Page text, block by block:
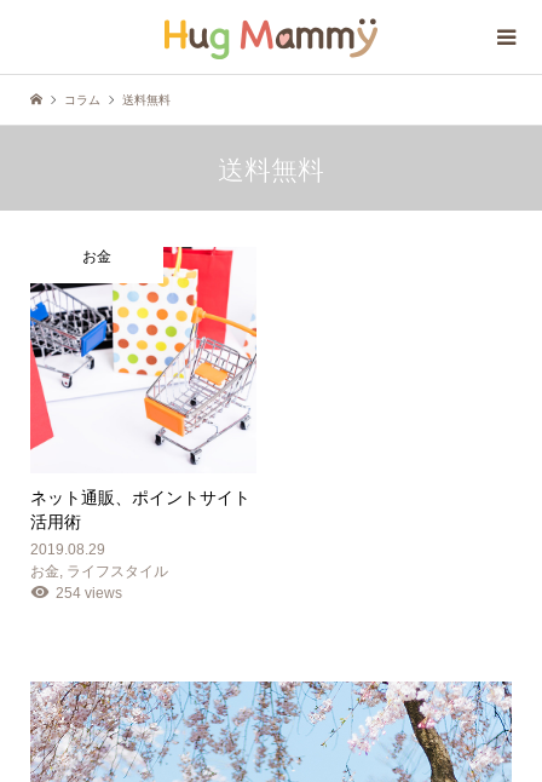
コラム 送料無料
送料無料
お金
ネット通販、ポイントサイト
活用術
2019.08.29
お金 ライフスタイル
254 views